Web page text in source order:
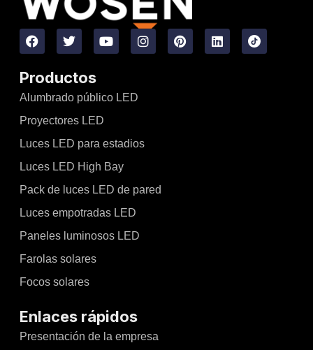
Productos
Alumbrado público LED
Proyectores LED
Luces LED para estadios
Luces LED High Bay
Pack de luces LED de pared
Luces empotradas LED
Paneles luminosos LED
Farolas solares
Focos solares
Enlaces rápidos
Presentación de la empresa